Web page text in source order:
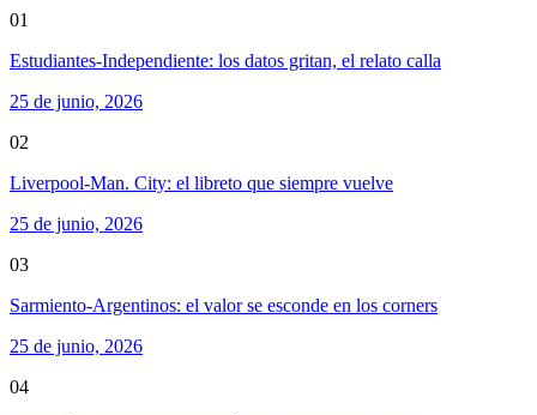
01
Estudiantes-Independiente: los datos gritan, el relato calla
25 de junio, 2026
02
Liverpool-Man. City: el libreto que siempre vuelve
25 de junio, 2026
03
Sarmiento-Argentinos: el valor se esconde en los corners
25 de junio, 2026
04